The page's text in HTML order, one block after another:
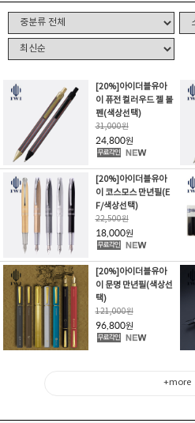
[20%]아이더블유아
이 퓨전 컬러우드 젤 볼
펜(색상선택)
31,000원
24,800원
[20%]아이더블유아
이 코스모스 만년필(E
F/색상선택)
22,500원
18,000원
[20%]아이더블유아
이 문명 만년필(색상선
택)
121,000원
96,800원
+more